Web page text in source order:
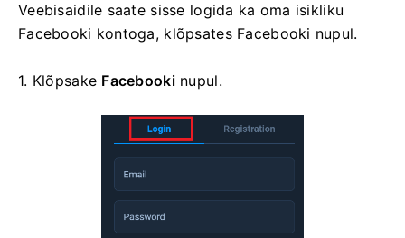
Veebisaidile saate sisse logida ka oma isikliku
Facebooki kontoga, klõpsates Facebooki nupul.
1. Klõpsake Facebookinupul.